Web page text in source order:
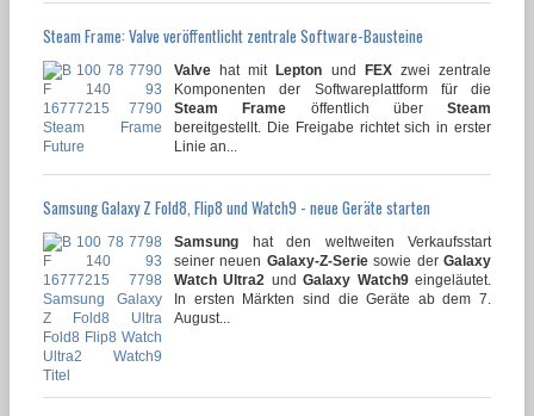
Steam Frame: Valve veröffentlicht zentrale Software-Bausteine
Valve hat mitLepton und FEXzwei zentrale
Komponenten der Softwareplattform für die
Steam Frame öffentlich über Steam
bereitgestellt. Die Freigabe richtet sich in erster
Linie an...
Samsung Galaxy Z Fold8, Flip8 und Watch9 - neue Geräte starten
Samsung hat den weltweiten Verkaufsstart
seiner neuen Galaxy-Z-Seriesowie derGalaxy
Watch Ultra2 undGalaxy Watch9eingeläutet.
In ersten Märkten sind die Geräte ab dem 7.
August...